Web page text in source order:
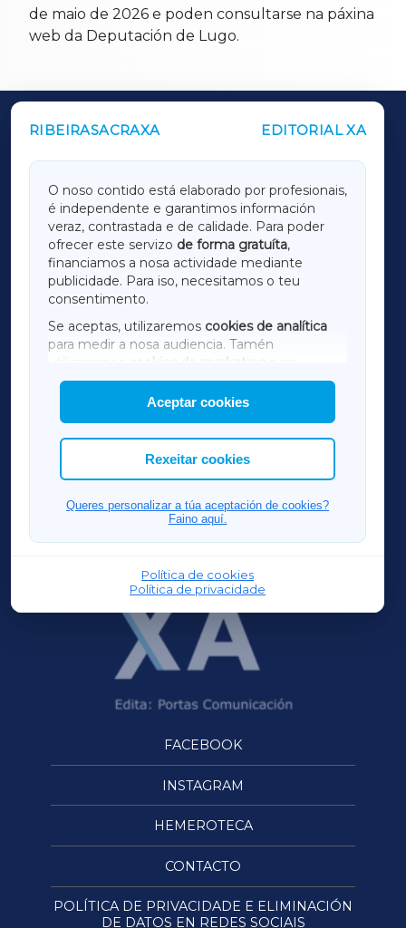
de maio de 2026 e poden consultarse na páxina
web da Deputación de Lugo.
RIBEIRASACRAXA EDITORIAL XA
O noso contido está elaborado por profesionais,
é independente e garantimos información
veraz, contrastada e de calidade. Para poder
ofrecer este servizo de forma gratuíta,
financiamos a nosa actividade mediante
publicidade. Para iso, necesitamos o teu
consentimento.
Se aceptas, utilizaremos cookies de analítica
para medir a nosa audiencia. Tamén
utilizaremos
cookies de marketing
mostrar publicidade de terceiros.
Así mesmo, podes personalizar a elección das
cookies que desexas permitir.
Aceptar cookies
Rexeitar cookies
Queres personalizar a túa aceptación de cookies?
Faino aquí.
Política de cookies
Política de privacidade
OUTROS PERIÓDICOS
LUGOXA
TERRACHAXA
AMARIÑAXA
RIBEIRASACRAXA
ACORUÑAXA
FERROLXA
OURENSEXA
FACEBOOK
INSTAGRAM
HEMEROTECA
CONTACTO
POLÍTICA DE PRIVACIDADE E ELIMINACIÓN
DE DATOS EN REDES SOCIAIS